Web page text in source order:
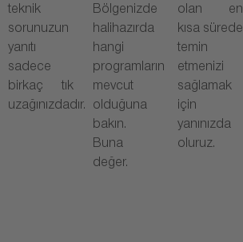
teknik
sorunuzun
yanıtı
sadece
birkaç tık
uzağınızdadır.
Bölgenizde
halihazırda
hangi
programların
mevcut
olduğuna
bakın.
Buna
değer.
olan en
kısa sürede
temin
etmenizi
sağlamak
için
yanınızda
oluruz.